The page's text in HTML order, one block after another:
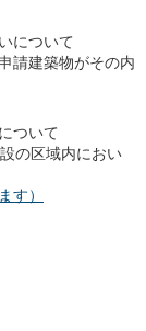
について
請建築物がその内
ついて
の区域内におい
す）